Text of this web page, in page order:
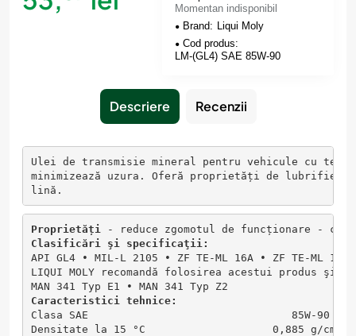
Momentan indisponibil
Brand: Liqui Moly
Cod produs:
LM-(GL4) SAE 85W-90
Descriere Recenzii
Ulei de transmisie mineral pentru vehicule cu
minimizează uzura. Oferă proprietăți de lubrifiere
lină.
Proprietăți
- reduce zgomotul de funcționare -
Clasificări şi specificaţii:
API GL4 ∙ MIL-L 2105 ∙ ZF TE-ML 16A ∙ ZF TE-ML
LIQUI MOLY recomandă folosirea acestui produs
MAN 341 Typ E1 ∙ MAN 341 Typ Z2
Caracteristici
tehnice:
Clasa SAE                                85W-90
Densitate la 15 °C                    0,885 g/cm³